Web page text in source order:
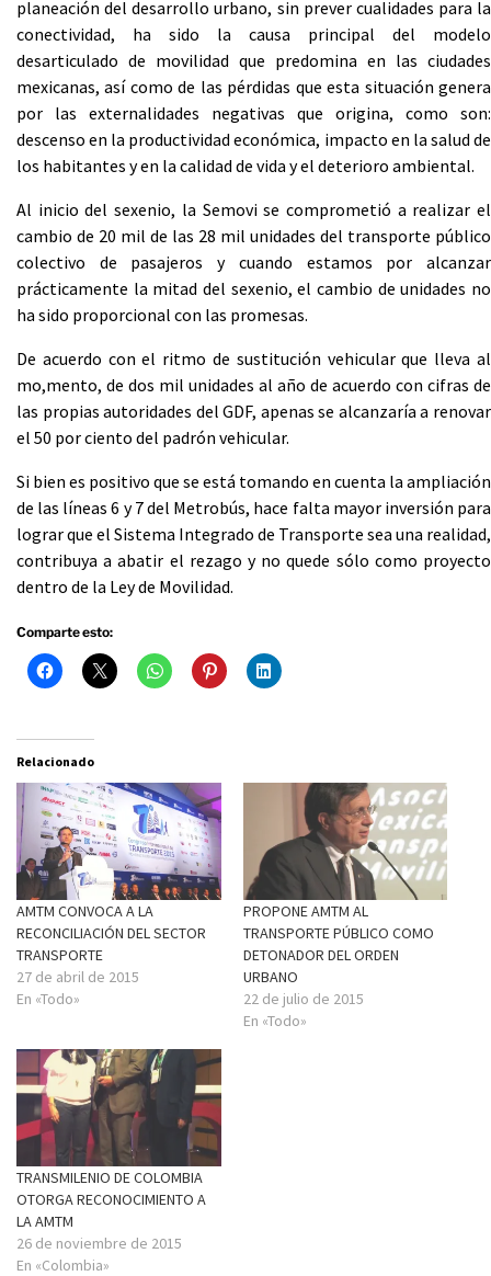
planeación del desarrollo urbano, sin prever cualidades para la
conectividad, ha sido la causa principal del modelo
desarticulado de movilidad que predomina en las ciudades
mexicanas, así como de las pérdidas que esta situación genera
por las externalidades negativas que origina, como son:
descenso en la productividad económica, impacto en la salud de
los habitantes y en la calidad de vida y el deterioro ambiental.
Al inicio del sexenio, la Semovi se comprometió a realizar el
cambio de 20 mil de las 28 mil unidades del transporte público
colectivo de pasajeros y cuando estamos por alcanzar
prácticamente la mitad del sexenio, el cambio de unidades no
ha sido proporcional con las promesas.
De acuerdo con el ritmo de sustitución vehicular que lleva al
mo,mento, de dos mil unidades al año de acuerdo con cifras de
las propias autoridades del GDF, apenas se alcanzaría a renovar
el 50 por ciento del padrón vehicular.
Si bien es positivo que se está tomando en cuenta la ampliación
de las líneas 6 y 7 del Metrobús, hace falta mayor inversión para
lograr que el Sistema Integrado de Transporte sea una realidad,
contribuya a abatir el rezago y no quede sólo como proyecto
dentro de la Ley de Movilidad.
Comparte esto:
Relacionado
AMTM CONVOCA A LA
RECONCILIACIÓN DEL SECTOR
TRANSPORTE
27 de abril de 2015
En «Todo»
PROPONE AMTM AL
TRANSPORTE PÚBLICO COMO
DETONADOR DEL ORDEN
URBANO
22 de julio de 2015
En «Todo»
TRANSMILENIO DE COLOMBIA
OTORGA RECONOCIMIENTO A
LA AMTM
26 de noviembre de 2015
En «Colombia»